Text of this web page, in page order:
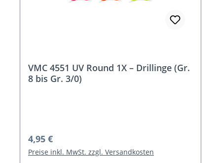
VMC 4551 UV Round 1X – Drillinge (Gr.
8 bis Gr. 3/0)
Regulärer Preis:
4,95 €
Preise inkl. MwSt. zzgl. Versandkosten